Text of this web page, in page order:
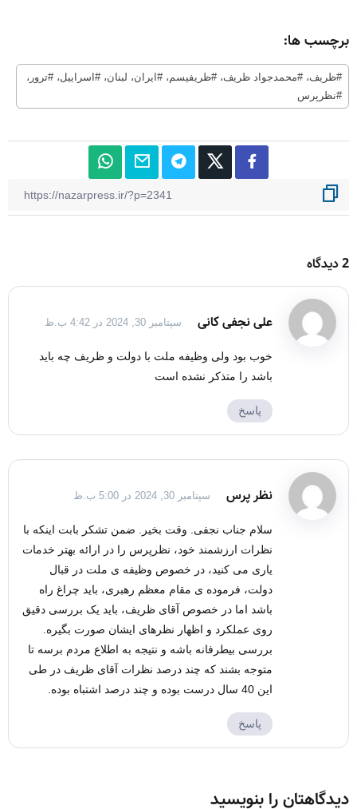
برچسب ها:
#ظریف، #محمدجواد ظریف، #ظریفیسم، #ایران، لبنان، #اسراییل، #ترور،
#نظرپرس
2 دیدگاه
علی نجفی کانی سپتامبر 30, 2024 در 4:42 ب.ظ
خوب بود ولی وظیفه ملت با دولت و ظریف چه باید
باشد را متذکر نشده است
پاسخ
نظر پرس سپتامبر 30, 2024 در 5:00 ب.ظ
سلام جناب نجفی. وقت بخیر. ضمن تشکر بابت اینکه با
نظرات ارزشمند خود، نظرپرس را در ارائه بهتر خدمات
یاری می کنید، در خصوص وظیفه ی ملت در قبال
دولت، فرموده ی مقام معظم رهبری، باید چراغ راه
باشد اما در خصوص آقای ظریف، باید یک بررسی دقیق
روی عملکرد و اظهار نظرهای ایشان صورت بگیره.
بررسی بیطرفانه باشه و نتیجه به اطلاع مردم برسه تا
متوجه بشند که چند درصد نظرات آقای ظریف در طی
این 40 سال درست بوده و چند درصد اشتباه بوده.
پاسخ
دیدگاهتان را بنویسید